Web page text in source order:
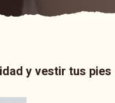
y vestir tus